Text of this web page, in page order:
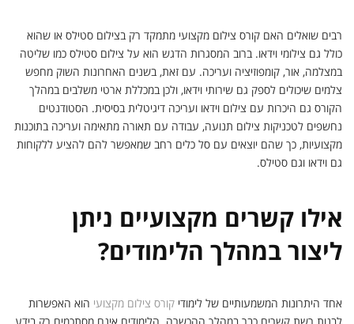
רבים שואלים האם קורס צילום מקצועי מתמקד רק בצילום סטילס או שהוא
כולל גם צילומי וידאו. ברוב המסגרות הדגש הוא על צילום סטילס כמו שליטה
במצלמה, אור, קומפוזיציה ועריכה. עם זאת, בשנים האחרונות השוק מחפש
צלמים שיכולים לספק גם שירותי וידאו, ולכן במכללת ארטי משלבים במהלך
הקורס גם היכרות עם צילום וידאו ועריכה דיגיטלית בסיסית. הסטודנטים
נחשפים לטכניקות צילום תנועה, עבודה עם תאורה מתאימה ועריכה בתוכנות
מקצועיות, כך שהם יוצאים עם סל כלים רחב שמאפשר להם להציע ללקוחות
גם וידאו וגם סטילס.
אילו קשרים מקצועיים ניתן
ליצור במהלך הלימודים?
אחד היתרונות המשמעותיים של לימודי קורס צילום מקצועי הוא האפשרות
לבנות רשת קשרים כבר במהלך ההכשרה. הלימודים אינם מסתכמים רק בידע